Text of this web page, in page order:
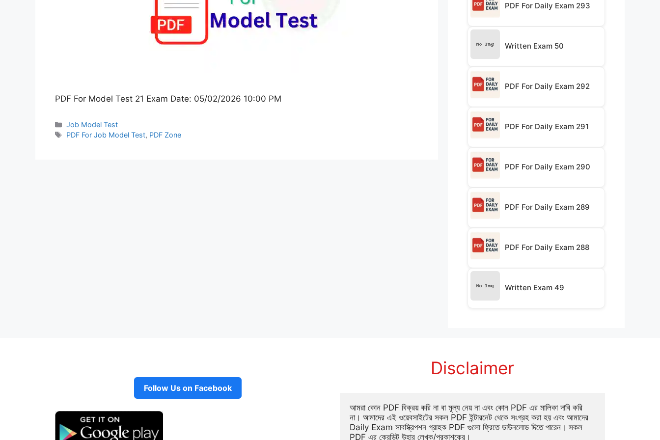
PDF For Model Test 21 Exam Date: 05/02/2026 10:00 PM
Categories
Job Model Test
Tags
PDF For Job Model Test, PDF Zone
PDF For Daily Exam 293
Written Exam 50
PDF For Daily Exam 292
PDF For Daily Exam 291
PDF For Daily Exam 290
PDF For Daily Exam 289
PDF For Daily Exam 288
Written Exam 49
Follow Us on Facebook
Disclaimer
আমরা কোন PDF বিক্রয় করি না বা মূল্য নেয় না এবং কোন PDF এর মালিকা দাবি করি
না। আমাদের এই ওয়েবসাইটের সকল PDF ইন্টারনেট থেকে সংগ্রহ করা হয় এবং আমাদের
Daily Exam সাবস্ক্রিপশন গ্রাহক PDF গুলো ফ্রিতে ডাউনলোড দিতে পারেন। সকল
PDF এর ক্রেডিট উহার লেখক/প্রকাশকের।